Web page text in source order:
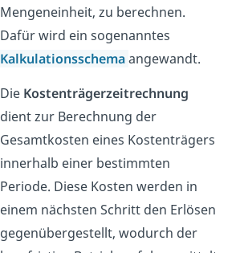
Mengeneinheit, zu berechnen.
Dafür wird ein sogenanntes
Kalkulationsschemaangewandt.
Die Kostenträgerzeitrechnung
dient zur Berechnung der
Gesamtkosten eines Kostenträgers
innerhalb einer bestimmten
Periode. Diese Kosten werden in
einem nächsten Schritt den Erlösen
gegenübergestellt, wodurch der